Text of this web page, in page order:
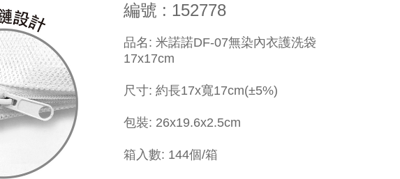
編號 : 152778
​品名: 米諾諾DF-07無染內衣護洗袋
17x17cm
尺寸: 約長17x寬17cm(±5%)
包裝: 26x19.6x2.5cm
箱入數: 144個/箱